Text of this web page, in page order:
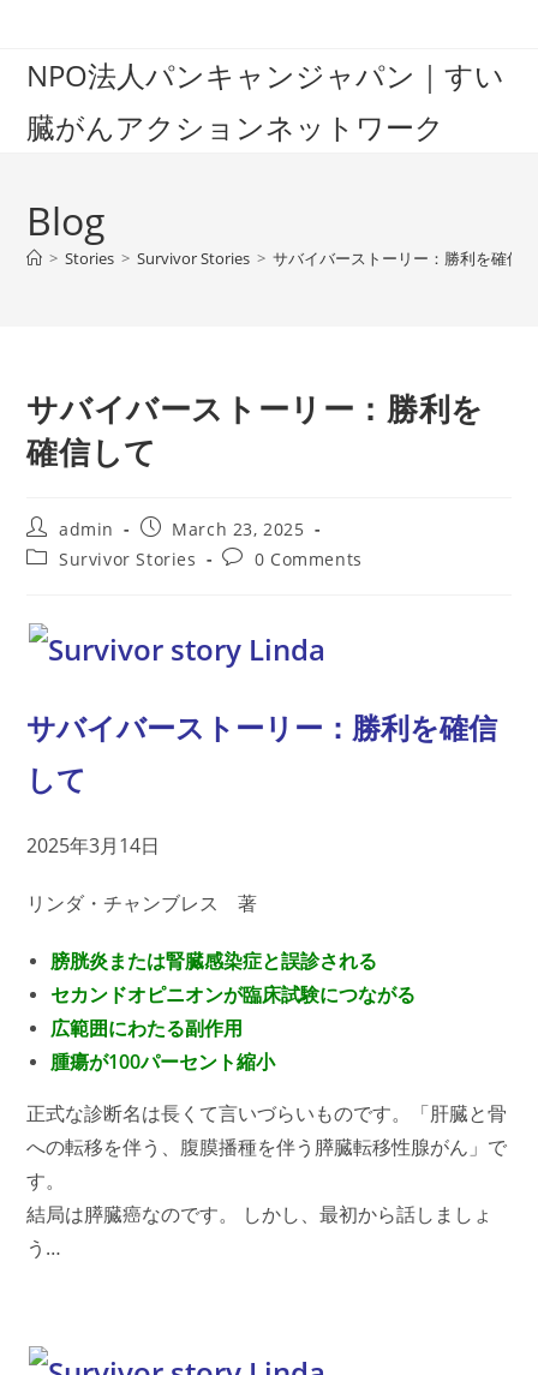
contentNPO法人パンキャンジャパン｜すい
臓がんアクションネットワーク
Blog
> Stories > Survivor Stories > サバイバーストーリー：勝利を確信
サバイバーストーリー：勝利を
確信して
Post
author:
admin
Post
published:
March 23, 2025
PostSurvivor Stories
Post0 Comments
サバイバーストーリー：勝利を確信
して
2025年3月14日
リンダ・チャンブレス 著
膀胱炎または腎臓感染症と誤診される
セカンドオピニオンが臨床試験につながる
広範囲にわたる副作用
腫瘍が100パーセント縮小
正式な診断名は長くて言いづらいものです。「肝臓と骨
への転移を伴う、腹膜播種を伴う膵臓転移性腺がん」で
す。
結局は膵臓癌なのです。 しかし、最初から話しましょ
う…